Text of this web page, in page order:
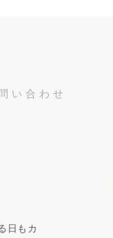
い合わせ
日もカ